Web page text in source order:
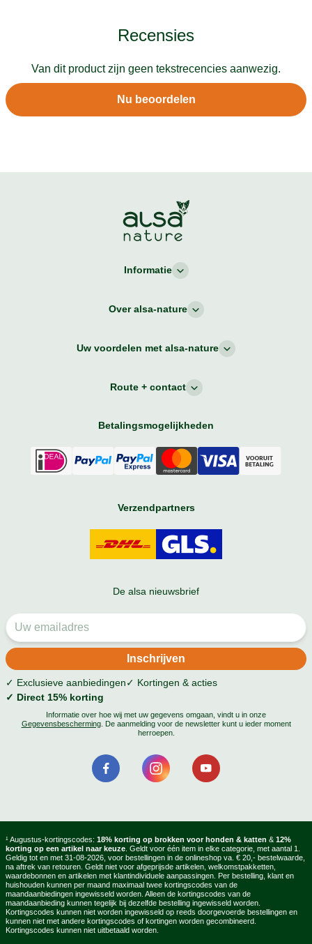
Recensies
Van dit product zijn geen tekstrecencies aanwezig.
Nu beoordelen
Informatie
Over alsa-nature
Uw voordelen met alsa-nature
Route + contact
Betalingsmogelijkheden
Verzendpartners
De alsa nieuwsbrief
✓ Exclusieve aanbiedingen✓ Kortingen & acties
✓ Direct 15% korting
Informatie over hoe wij met uw gegevens omgaan, vindt u in onze
Gegevensbescherming. De aanmelding voor de newsletter kunt u ieder moment
herroepen.
¹ Augustus-kortingscodes: 18% korting op brokken voor honden & katten &12%
korting op een artikel naar keuze. Geldt voor één item in elke categorie, met aantal 1.
Geldig tot en met 31-08-2026, voor bestellingen in de onlineshop va. € 20,- bestelwaarde,
na aftrek van retouren. Geldt niet voor afgeprijsde artikelen, welkomstpakketten,
waardebonnen en artikelen met klantindividuele aanpassingen. Per bestelling, klant en
huishouden kunnen per maand maximaal twee kortingscodes van de
maandaanbiedingen ingewisseld worden. Alleen de kortingscodes van de
maandaanbieding kunnen tegelijk bij dezelfde bestelling ingewisseld worden.
Kortingscodes kunnen niet worden ingewisseld op reeds doorgevoerde bestellingen en
kunnen niet met andere kortingscodes of kortingen worden gecombineerd.
Kortingscodes kunnen niet uitbetaald worden.